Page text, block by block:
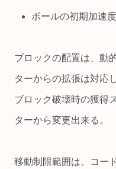
ボールの初期加速度
ブロックの配置は、動
ターからの拡張は対応
ブロック破壊時の獲得
ターから変更出来る。
移動制限範囲は、コー